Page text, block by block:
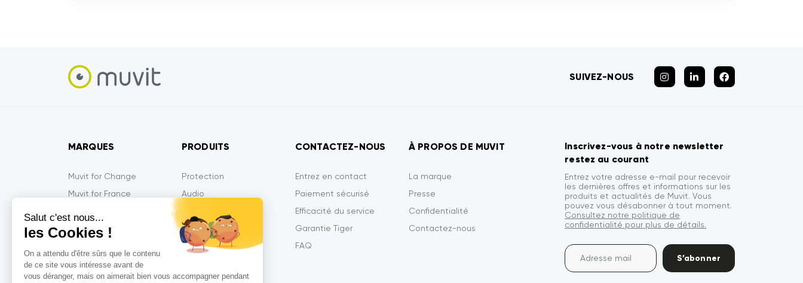
Salut c'est nous...
les Cookies !
On a attendu d'être sûrs que le contenu
de ce site vous intéresse avant de
vous déranger, mais on aimerait bien vous accompagner pendant
SUIVEZ-NOUS
MARQUES
Muvit for Change
Muvit for France
Muvit Gaming
MyWay
MyWay France
PRODUITS
Protection
Audio
Mobilité
Multimédia
Objets Connectés
CONTACTEZ-NOUS
Entrez en contact
Paiement sécurisé
Efficacité du service
Garantie Tiger
FAQ
À PROPOS DE MUVIT
La marque
Presse
Confidentialité
Contactez-nous
Inscrivez-vous à notre newsletter
restez au courant
Entrez votre adresse e-mail pour recevoir
les dernières offres et informations sur les
produits et actualités de Muvit. Vous
pouvez vous désabonner à tout moment.
Consultez notre politique de
confidentialité pour plus de détails.
S’abonner